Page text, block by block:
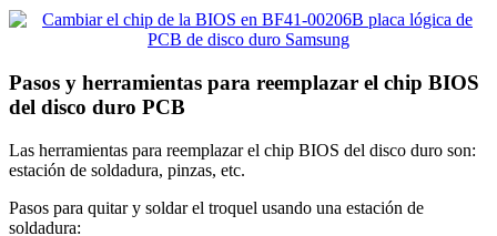
Pasos y herramientas para reemplazar el chip BIOS
del disco duro PCB
Las herramientas para reemplazar el chip BIOS del disco duro son:
estación de soldadura, pinzas, etc.
Pasos para quitar y soldar el troquel usando una estación de
soldadura: